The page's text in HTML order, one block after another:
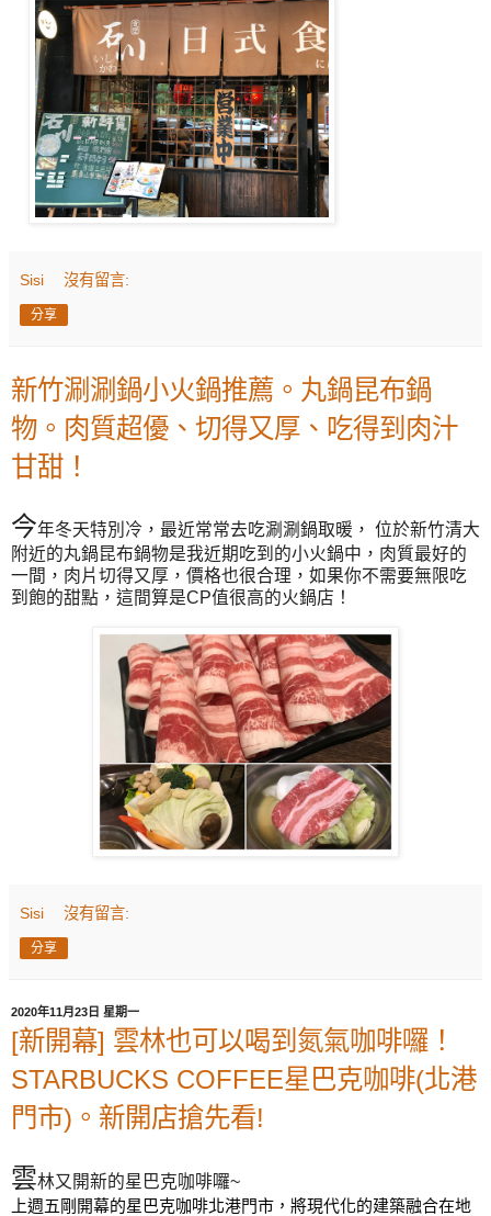
Sisi 沒有留言:
分享
新竹涮涮鍋小火鍋推薦。丸鍋昆布鍋
物。肉質超優、切得又厚、吃得到肉汁
甘甜！
今年冬天特別冷，最近常常去吃涮涮鍋取暖， 位於新竹清大
附近的丸鍋昆布鍋物是我近期吃到的小火鍋中，肉質最好的
一間，肉片切得又厚，價格也很合理，如果你不需要無限吃
到飽的甜點，這間算是CP值很高的火鍋店！
Sisi 沒有留言:
分享
2020年11月23日 星期一
[新開幕] 雲林也可以喝到氮氣咖啡囉！
STARBUCKS COFFEE星巴克咖啡(北港
門市)。新開店搶先看!
雲林又開新的星巴克咖啡囉~
上週五剛開幕的星巴克咖啡北港門市，將現代化的建築融合在地